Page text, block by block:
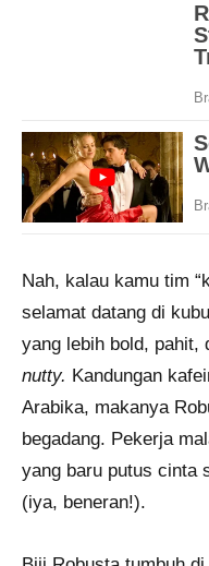
Nah, kalau kamu tim
selamat datang di kubu
yang lebih bold, pahit,
nutty. Kandungan
Arabika, makanya
begadang. Pekerja
yang baru putus cinta
(iya, beneran!).